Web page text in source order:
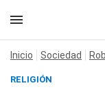
Inicio Sociedad
RELIGIÓN